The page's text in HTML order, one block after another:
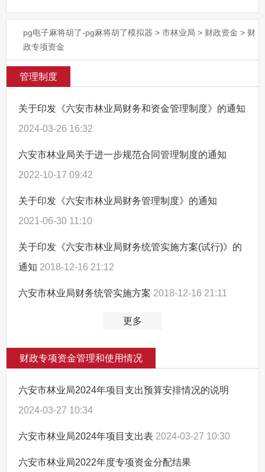
pg电子麻将胡了-pg麻将胡了模拟器 > 市林业局 > 财政资金 > 财
政专项资金
管理制度
关于印发《六安市林业局财务和资金管理制度》的通知
2024-03-26 16:32
六安市林业局关于进一步规范合同管理制度的通知
2022-10-17 09:42
关于印发《六安市林业局财务管理制度》的通知
2021-06-30 11:10
关于印发《六安市林业局财务统管实施方案(试行)》的
通知 2018-12-16 21:12
六安市林业局财务统管实施方案 2018-12-16 21:11
更多
财政专项资金管理和使用情况
六安市林业局2024年项目支出预算安排情况的说明
2024-03-27 10:34
六安市林业局2024年项目支出表 2024-03-27 10:30
六安市林业局2022年度专项资金分配结果